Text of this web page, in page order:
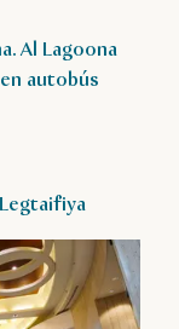
Al Lagoona
autobús